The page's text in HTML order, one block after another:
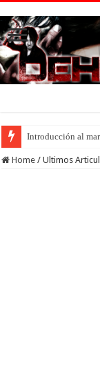
Introducción al
Home / Ultimos